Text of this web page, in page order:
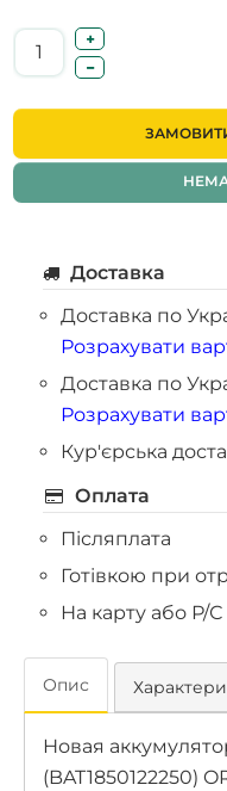
Доставка
Доставка по
Розрахувати
Доставка по
Розрахувати
Кур'єрська
Оплата
Післяплата
Готівкою при
На карту або Р/
Опис
Новая
(BAT1850122250)